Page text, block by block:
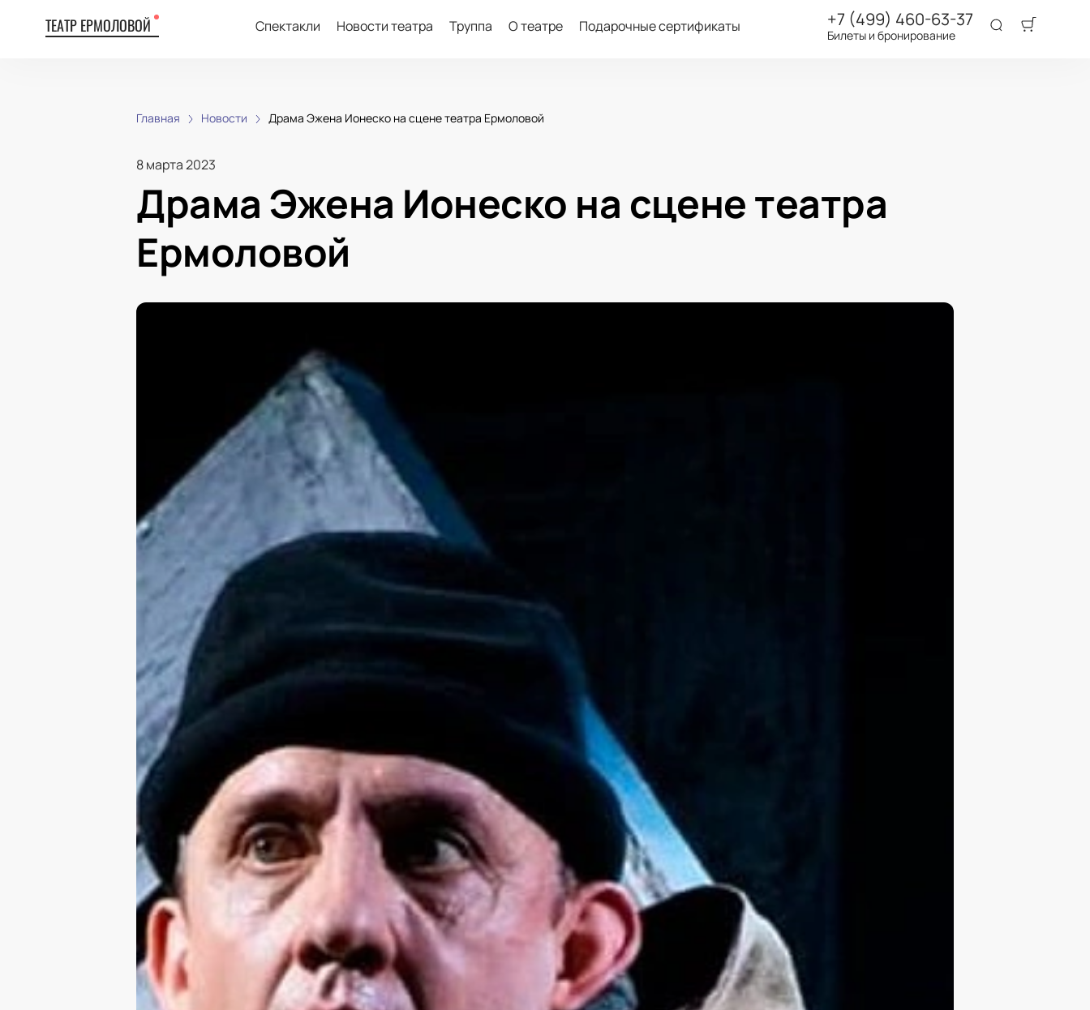
ТЕАТР ЕРМОЛОВОЙ Спектакли Новости театра Труппа О театре Подарочные сертификаты +7 (499) 460-63-37
Билеты и бронирование
Главная Новости Драма Эжена Ионеско на сцене театра Ермоловой
8 марта 2023
Драма Эжена Ионеско на сцене театра
Ермоловой